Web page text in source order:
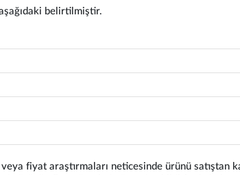
belirtilmiştir.
fiyat araştırmaları neticesinde ürünü satıştan